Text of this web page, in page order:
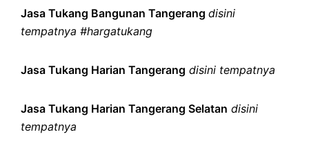
Jasa Tukang Bangunan Tangerang disini
tempatnya #hargatukang
Jasa Tukang Harian Tangerang disini tempatnya
Jasa Tukang Harian Tangerang Selatan disini
tempatnya